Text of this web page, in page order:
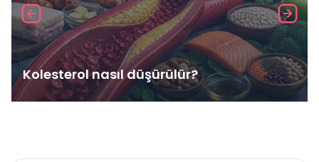
Kolesterol nasıl düşürülür?